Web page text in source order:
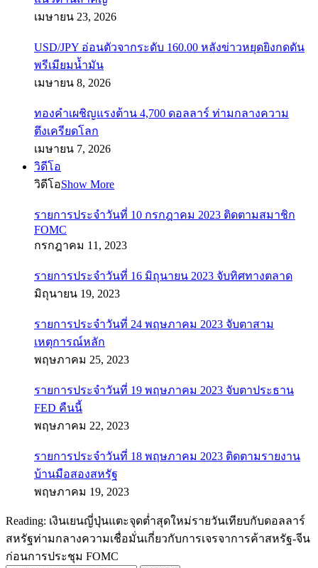
เมษายน 23, 2026
USD/JPY อ่อนตัวจากระดับ 160.00 หลังข่าวหยุดยิงกดดัน
พรีเมียมน้ำมัน
เมษายน 8, 2026
ทองคำเผชิญแรงต้าน 4,700 ดอลลาร์ ท่ามกลางความ
ตึงเครียดโลก
เมษายน 7, 2026
วิดีโอ
วิดีโอShow More
รายการประจำวันที่ 10 กรกฎาคม 2023 ติดตามสมาชิก
FOMC
กรกฎาคม 11, 2023
รายการประจำวันที่ 16 มิถุนายน 2023 จับทิศทางตลาด
มิถุนายน 19, 2023
รายการประจำวันที่ 24 พฤษภาคม 2023 จับตาสาม
เหตุการณ์หลัก
พฤษภาคม 25, 2023
รายการประจำวันที่ 19 พฤษภาคม 2023 จับตาประธาน
FED คืนนี้
พฤษภาคม 22, 2023
รายการประจำวันที่ 18 พฤษภาคม 2023 ติดตามรายงาน
บ้านมือสองสหรัฐ
พฤษภาคม 19, 2023
Reading: เงินเยนญี่ปุ่นแตะจุดต่ำสุดใหม่รายวันเทียบกับดอลลาร์
สหรัฐท่ามกลางความเชื่อมั่นเกี่ยวกับการเจรจาการค้าสหรัฐ-จีน
ก่อนการประชุม FOMC